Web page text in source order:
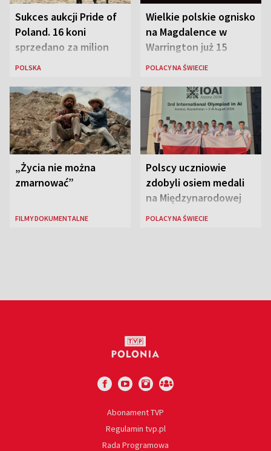
Sukces aukcji Pride of
Poland. 16 koni
sprzedano za milion
euro
POLSKA
Wielkie polskie ognisko
na Magdalence w
Warrington już 15
sierpnia
POLACY NA ŚWIECIE
„Życia nie można
zmarnować”
FILMY DOKUMENTALNE
Polscy uczniowie
zdobyli osiem medali
na Międzynarodowej
Olimpiadzie Sztucznej
POLACY NA ŚWIECIE
Abonament TVP
Regulamin tvp.pl
Rada Programowa